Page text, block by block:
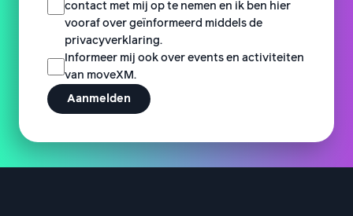
contact met mij op te nemen en ik ben hier
vooraf over geïnformeerd middels de
privacyverklaring.
Informeer mij ook over events en activiteiten
van moveXM.